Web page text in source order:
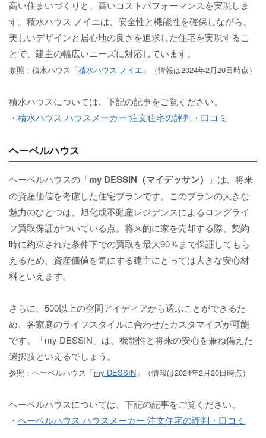
高い住まいづくりと、高いコストパフォーマンスを実現しま
す。積水ハウス ノイエは、安全性と機能性を確保しながら、
美しいデザインと居心地の良さを追求した住宅を実現するこ
とで、建主の幅広いニーズに対応しています。
参照：積水ハウス「積水ハウス ノイエ 」（情報は2024年2月20日時点）
積水ハウスについては、下記の記事をご覧ください。
・ 積水ハウス ハウスメーカー 注文住宅の評判・口コミ
ヘーベルハウス
ヘーベルハウスの「my DESSIN（マイデッサン）
」は、将来
の資産価値を考慮した住宅プランです。このプランの大きな
魅力のひとつは、旭化成不動産レジデンスによるロングライ
フ買取保証がついている点。将来的に家を売却する際、契約
時に約束された条件下での買取を最大90％まで保証してもら
えるため、資産価値を気にする建主にとっては大きな安心材
料といえます。
さらに、500以上の空間アイディアから選ぶことができるた
め、各家庭のライフスタイルに合わせたカスタマイズが可能
です。「my DESSIN」は、機能性と将来の安心を兼ね備えた
選択肢といえるでしょう。
参照：ヘーベルハウス「my DESSIN 」（情報は2024年2月20日時点）
ヘーベルハウスについては、下記の記事をご覧ください。
・ ヘーベルハウス ハウスメーカー 注文住宅の評判・口コミ